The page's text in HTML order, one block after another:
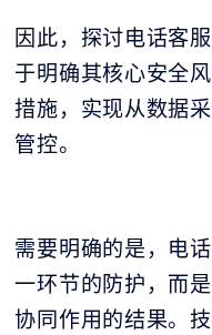
因此，探讨电话客
于明确其核心安全
措施，实现从数据
管控。
需要明确的是，电
一环节的防护，而
协同作用的结果。